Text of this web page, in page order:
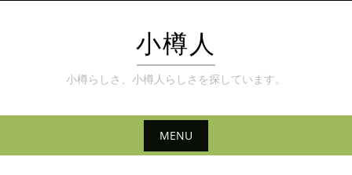
to
content
小樽人
小樽らしさ、小樽人らしさを探しています。
MENU